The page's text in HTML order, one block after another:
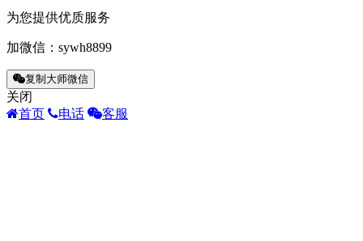
为您提供优质服务
加微信： sywh8899
复制大师微信
关闭
首页
电话 客服